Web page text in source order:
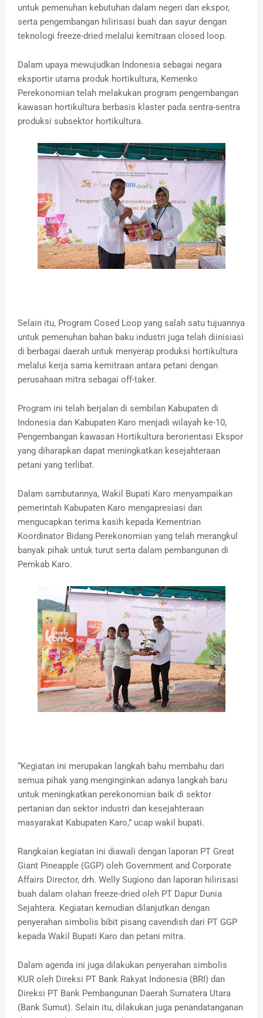
untuk pemenuhan kebutuhan dalam negeri dan ekspor,
serta pengembangan hilirisasi buah dan sayur dengan
teknologi freeze-dried melalui kemitraan closed loop.
Dalam upaya mewujudkan Indonesia sebagai negara
eksportir utama produk hortikultura, Kemenko
Perekonomian telah melakukan program pengembangan
kawasan hortikultura berbasis klaster pada sentra-sentra
produksi subsektor hortikultura.
Selain itu, Program Cosed Loop yang salah satu tujuannya
untuk pemenuhan bahan baku industri juga telah diinisiasi
di berbagai daerah untuk menyerap produksi hortikultura
melalui kerja sama kemitraan antara petani dengan
perusahaan mitra sebagai off-taker.
Program ini telah berjalan di sembilan Kabupaten di
Indonesia dan Kabupaten Karo menjadi wilayah ke-10,
Pengembangan kawasan Hortikultura berorientasi Ekspor
yang diharapkan dapat meningkatkan kesejahteraan
petani yang terlibat.
Dalam sambutannya, Wakil Bupati Karo menyampaikan
pemerintah Kabupaten Karo mengapresiasi dan
mengucapkan terima kasih kepada Kementrian
Koordinator Bidang Perekonomian yang telah merangkul
banyak pihak untuk turut serta dalam pembangunan di
Pemkab Karo.
“Kegiatan ini merupakan langkah bahu membahu dari
semua pihak yang menginginkan adanya langkah baru
untuk meningkatkan perekonomian baik di sektor
pertanian dan sektor industri dan kesejahteraan
masyarakat Kabupaten Karo,” ucap wakil bupati.
Rangkaian kegiatan ini diawali dengan laporan PT Great
Giant Pineapple (GGP) oleh Government and Corporate
Affairs Director, drh. Welly Sugiono dan laporan hilirisasi
buah dalam olahan freeze-dried oleh PT Dapur Dunia
Sejahtera. Kegiatan kemudian dilanjutkan dengan
penyerahan simbolis bibit pisang cavendish dari PT GGP
kepada Wakil Bupati Karo dan petani mitra.
Dalam agenda ini juga dilakukan penyerahan simbolis
KUR oleh Direksi PT Bank Rakyat Indonesia (BRI) dan
Direksi PT Bank Pembangunan Daerah Sumatera Utara
(Bank Sumut). Selain itu, dilakukan juga penandatanganan